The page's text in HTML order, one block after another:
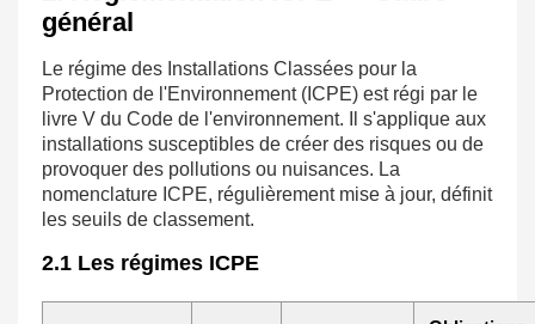
général
Le régime des Installations Classées pour la
Protection de l'Environnement (ICPE) est régi par le
livre V du Code de l'environnement. Il s'applique aux
installations susceptibles de créer des risques ou de
provoquer des pollutions ou nuisances. La
nomenclature ICPE, régulièrement mise à jour, définit
les seuils de classement.
2.1 Les régimes ICPE